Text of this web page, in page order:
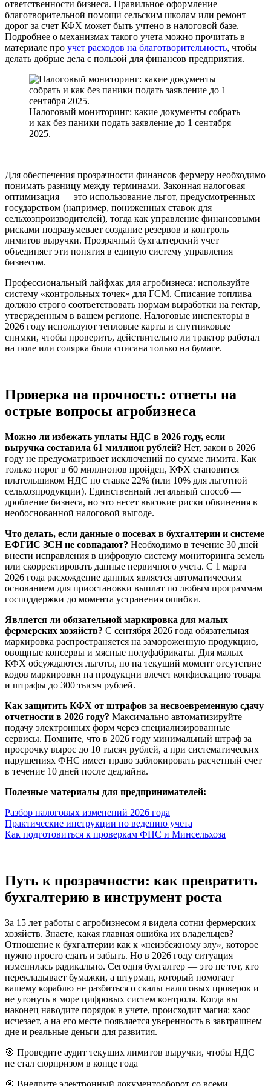
ответственности бизнеса. Правильное оформление
благотворительной помощи сельским школам или ремонт
дорог за счет КФХ может быть учтено в налоговой базе.
Подробнее о механизмах такого учета можно прочитать в
материале про учет расходов на благотворительность, чтобы
делать добрые дела с пользой для финансов предприятия.
Налоговый мониторинг: какие документы собрать
и как без паники подать заявление до 1 сентября
2025.
Для обеспечения прозрачности финансов фермеру необходимо
понимать разницу между терминами. Законная налоговая
оптимизация — это использование льгот, предусмотренных
государством (например, пониженных ставок для
сельхозпроизводителей), тогда как управление финансовыми
рисками подразумевает создание резервов и контроль
лимитов выручки. Прозрачный бухгалтерский учет
объединяет эти понятия в единую систему управления
бизнесом.
Профессиональный лайфхак для агробизнеса: используйте
систему «контрольных точек» для ГСМ. Списание топлива
должно строго соответствовать нормам выработки на гектар,
утвержденным в вашем регионе. Налоговые инспекторы в
2026 году используют тепловые карты и спутниковые
снимки, чтобы проверить, действительно ли трактор работал
на поле или солярка была списана только на бумаге.
Проверка на прочность: ответы на
острые вопросы агробизнеса
Можно ли избежать уплаты НДС в 2026 году, если
выручка составила 61 миллион рублей? Нет, закон в 2026
году не предусматривает исключений по сумме лимита. Как
только порог в 60 миллионов пройден, КФХ становится
плательщиком НДС по ставке 22% (или 10% для льготной
сельхозпродукции). Единственный легальный способ —
дробление бизнеса, но это несет высокие риски обвинения в
необоснованной налоговой выгоде.
Что делать, если данные о посевах в бухгалтерии и системе
ЕФГИС ЗСН не совпадают? Необходимо в течение 30 дней
внести исправления в цифровую систему мониторинга земель
или скорректировать данные первичного учета. С 1 марта
2026 года расхождение данных является автоматическим
основанием для приостановки выплат по любым программам
господдержки до момента устранения ошибки.
Является ли обязательной маркировка для малых
фермерских хозяйств? С сентября 2026 года обязательная
маркировка распространяется на замороженную продукцию,
овощные консервы и мясные полуфабрикаты. Для малых
КФХ обсуждаются льготы, но на текущий момент отсутствие
кодов маркировки на продукции влечет конфискацию товара
и штрафы до 300 тысяч рублей.
Как защитить КФХ от штрафов за несвоевременную сдачу
отчетности в 2026 году? Максимально автоматизируйте
подачу электронных форм через специализированные
сервисы. Помните, что в 2026 году минимальный штраф за
просрочку вырос до 10 тысяч рублей, а при систематических
нарушениях ФНС имеет право заблокировать расчетный счет
в течение 10 дней после дедлайна.
Полезные материалы для предпринимателей:
Разбор налоговых изменений 2026 года
Практические инструкции по ведению учета
Как подготовиться к проверкам ФНС и Минсельхоза
Путь к прозрачности: как превратить
бухгалтерию в инструмент роста
За 15 лет работы с агробизнесом я видела сотни фермерских
хозяйств. Знаете, какая главная ошибка их владельцев?
Отношение к бухгалтерии как к «неизбежному злу», которое
нужно просто сдать и забыть. Но в 2026 году ситуация
изменилась радикально. Сегодня бухгалтер — это не тот, кто
перекладывает бумажки, а штурман, который помогает
вашему кораблю не разбиться о скалы налоговых проверок и
не утонуть в море цифровых систем контроля. Когда вы
наконец наводите порядок в учете, происходит магия: хаос
исчезает, а на его месте появляется уверенность в завтрашнем
дне и реальные деньги для развития.
🎯 Проведите аудит текущих лимитов выручки, чтобы НДС
не стал сюрпризом в конце года
🎯 Внедрите электронный документооборот со всеми